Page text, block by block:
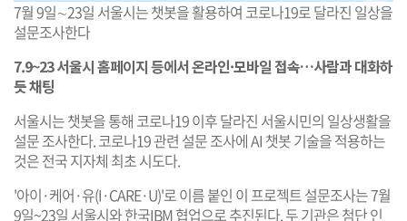
7월 9일∼23일 서울시는 챗봇을 활용하여 코로나19로 달라진 일상을
설문조사한다
7.9~23 서울시 홈페이지 등에서 온라인·모바일 접속…사람과 대화하
듯 채팅
서울시는 챗봇을 통해 코로나19 이후 달라진 서울시민의 일상생활을
설문 조사한다. 코로나19 관련 설문 조사에 AI 챗봇 기술을 적용하는
것은 전국 지자체 최초 시도다.
'아이·케어·유(I·CARE·U)'로 이름 붙인 이 프로젝트 설문조사는 7월
9일~23일 서울시와 한국IBM 협업으로 추진된다. 두 기관은 첨단 인